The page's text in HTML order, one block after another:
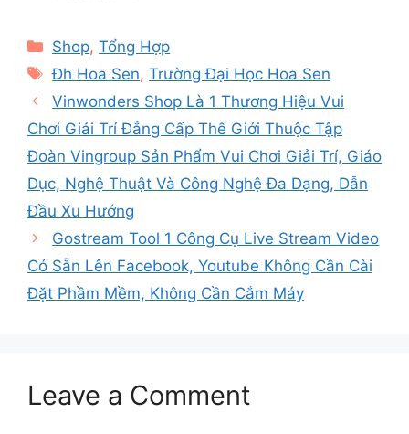
Categories
Shop,Tổng Hợp
Tags
Đh Hoa Sen,Trường Đại Học Hoa Sen
Vinwonders Shop Là 1 Thương Hiệu Vui
Chơi Giải Trí Đẳng Cấp Thế Giới Thuộc Tập
Đoàn Vingroup Sản Phẩm Vui Chơi Giải Trí, Giáo
Dục, Nghệ Thuật Và Công Nghệ Đa Dạng, Dẫn
Đầu Xu Hướng
Gostream Tool 1 Công Cụ Live Stream Video
Có Sẵn Lên Facebook, Youtube Không Cần Cài
Đặt Phầm Mềm, Không Cần Cắm Máy
Leave a Comment